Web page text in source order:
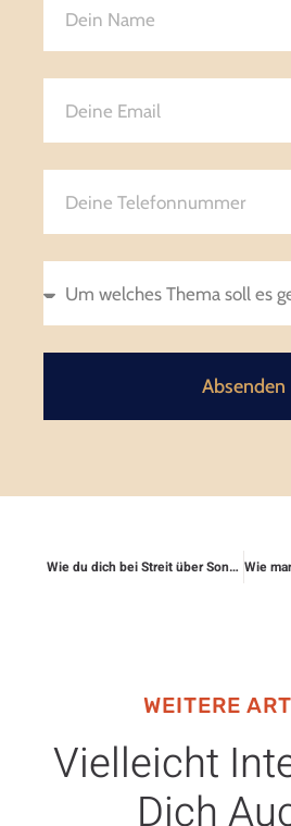
Absenden
Wie du dich bei Streit über Sondernutzungsrechte absicherst
WEITERE
Vielleicht
Dich